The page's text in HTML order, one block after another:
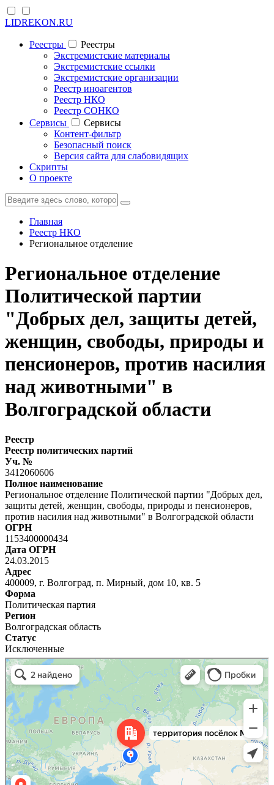
LIDREKON.RU
Реестры
Реестры
Экстремистские материалы
Экстремистские ссылки
Экстремистские организации
Реестр иноагентов
Реестр НКО
Реестр СОНКО
Cервисы
Cервисы
Контент-фильтр
Безопасный поиск
Версия сайта для слабовидящих
Скрипты
О проекте
Главная
Реестр НКО
Региональное отделение
Региональное отделение
Политической партии
"Добрых дел, защиты детей,
женщин, свободы, природы и
пенсионеров, против насилия
над животными" в
Волгоградской области
Реестр
Реестр политических партий
Уч. №
3412060606
Полное наименование
Региональное отделение Политической партии "Добрых дел,
защиты детей, женщин, свободы, природы и пенсионеров,
против насилия над животными" в Волгоградской области
ОГРН
1153400000434
Дата ОГРН
24.03.2015
Адрес
400009, г. Волгоград, п. Мирный, дом 10, кв. 5
Форма
Политическая партия
Регион
Волгоградская область
Статус
Исключенные